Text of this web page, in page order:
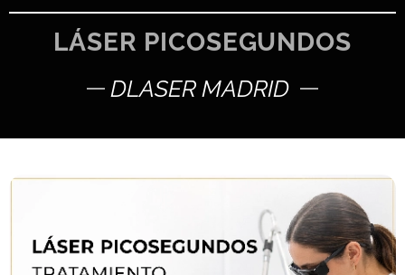
LÁSER PICOSEGUNDOS
DLASER MADRID